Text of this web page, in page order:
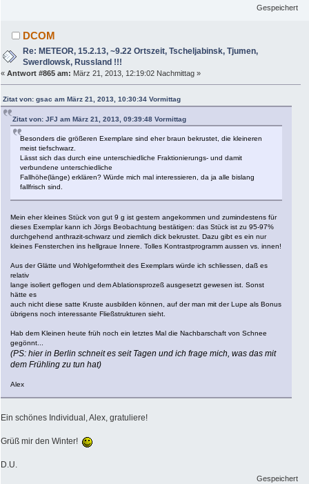
Gespeichert
DCOM
Re: METEOR, 15.2.13, ~9.22 Ortszeit, Tscheljabinsk, Tjumen,
Swerdlowsk, Russland !!!
« Antwort #865 am: März 21, 2013, 12:19:02 Nachmittag »
Zitat von: gsac am März 21, 2013, 10:30:34 Vormittag
Zitat von: JFJ am März 21, 2013, 09:39:48 Vormittag
Besonders die größeren Exemplare sind eher braun bekrustet, die kleineren
meist tiefschwarz.
Lässt sich das durch eine unterschiedliche Fraktionierungs- und damit
verbundene unterschiedliche
Fallhöhe(länge) erklären? Würde mich mal interessieren, da ja alle bislang
fallfrisch sind.
Mein eher kleines Stück von gut 9 g ist gestern angekommen und zumindestens für
dieses Exemplar kann ich Jörgs Beobachtung bestätigen: das Stück ist zu 95-97%
durchgehend anthrazit-schwarz und ziemlich dick bekrustet. Dazu gibt es ein nur
kleines Fensterchen ins hellgraue Innere. Tolles Kontrastprogramm aussen vs. innen!
Aus der Glätte und Wohlgeformtheit des Exemplars würde ich schliessen, daß es
relativ
lange isoliert geflogen und dem Ablationsprozeß ausgesetzt gewesen ist. Sonst
hätte es
auch nicht diese satte Kruste ausbilden können, auf der man mit der Lupe als Bonus
übrigens noch interessante Fließstrukturen sieht.
Hab dem Kleinen heute früh noch ein letztes Mal die Nachbarschaft von Schnee
gegönnt...
(PS: hier in Berlin schneit es seit Tagen und ich frage mich, was das mit
dem Frühling zu tun hat)
Alex
Ein schönes Individual, Alex, gratuliere!
Grüß mir den Winter!
D.U.
Gespeichert